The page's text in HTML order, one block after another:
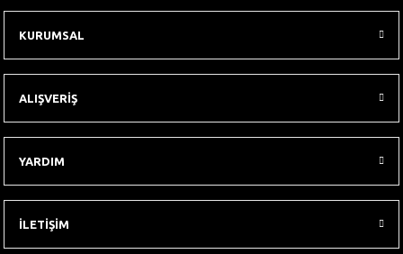
KURUMSAL
ALIŞVERİŞ
YARDIM
İLETİŞİM